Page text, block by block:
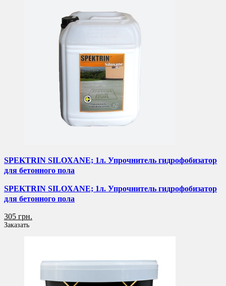
SPEKTRIN SILOXANE; 1л. Упрочнитель гидрофобизатор
для бетонного пола
SPEKTRIN SILOXANE; 1л. Упрочнитель гидрофобизатор
для бетонного пола
305 грн.
Заказать